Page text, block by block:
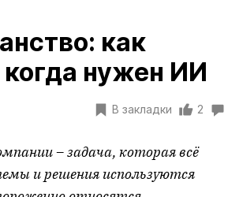
как
когда нужен ИИ
В закладки 2
– задача, которая всё
и решения используются